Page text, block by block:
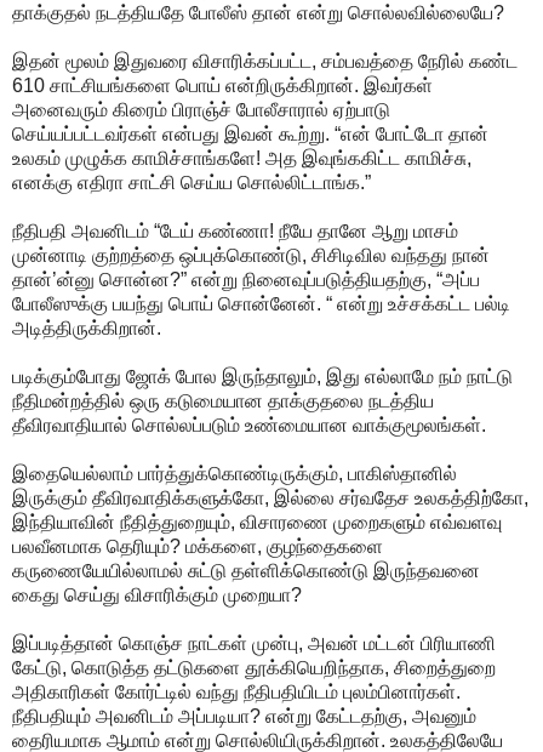
தாக்குதல் நடத்தியதே போலீஸ் தான் என்று சொல்லவில்லையே?
இதன் மூலம் இதுவரை விசாரிக்கப்பட்ட, சம்பவத்தை நேரில் கண்ட
610 சாட்சியங்களை பொய் என்றிருக்கிறான். இவர்கள்
அனைவரும் கிரைம் பிராஞ்ச் போலீசாரால் ஏற்பாடு
செய்யப்பட்டவர்கள் என்பது இவன் கூற்று. “என் போட்டோ தான்
உலகம் முழுக்க காமிச்சாங்களே! அத இவுங்ககிட்ட காமிச்சு,
எனக்கு எதிரா சாட்சி செய்ய சொல்லிட்டாங்க.”
நீதிபதி அவனிடம் “டேய் கண்ணா! நீயே தானே ஆறு மாசம்
முன்னாடி குற்றத்தை ஒப்புக்கொண்டு, சிசிடிவில வந்தது நான்
தான்’ன்னு சொன்ன?” என்று நினைவுப்படுத்தியதற்கு, “அப்ப
போலீஸுக்கு பயந்து பொய் சொன்னேன். “ என்று உச்சக்கட்ட பல்டி
அடித்திருக்கிறான்.
படிக்கும்போது ஜோக் போல இருந்தாலும், இது எல்லாமே நம் நாட்டு
நீதிமன்றத்தில் ஒரு கடுமையான தாக்குதலை நடத்திய
தீவிரவாதியால் சொல்லப்படும் உண்மையான வாக்குமூலங்கள்.
இதையெல்லாம் பார்த்துக்கொண்டிருக்கும், பாகிஸ்தானில்
இருக்கும் தீவிரவாதிக்களுக்கோ, இல்லை சர்வதேச உலகத்திற்கோ,
இந்தியாவின் நீதித்துறையும், விசாரணை முறைகளும் எவ்வளவு
பலவீனமாக தெரியும்? மக்களை, குழந்தைகளை
கருணையேயில்லாமல் சுட்டு தள்ளிக்கொண்டு இருந்தவனை
கைது செய்து விசாரிக்கும் முறையா?
இப்படித்தான் கொஞ்ச நாட்கள் முன்பு, அவன் மட்டன் பிரியாணி
கேட்டு, கொடுத்த தட்டுகளை தூக்கியெறிந்தாக, சிறைத்துறை
அதிகாரிகள் கோர்ட்டில் வந்து நீதிபதியிடம் புலம்பினார்கள்.
நீதிபதியும் அவனிடம் அப்படியா? என்று கேட்டதற்கு, அவனும்
தைரியமாக ஆமாம் என்று சொல்லியிருக்கிறான். உலகத்திலேயே